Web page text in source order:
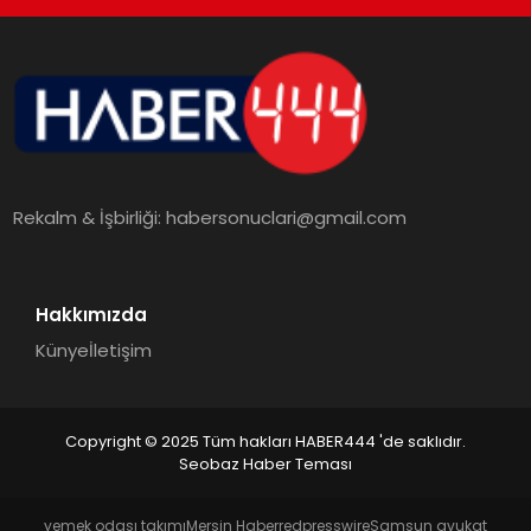
MAGAZIN
EGITIM
YAŞAM
Rekalm & İşbirliği:habersonuclari@gmail.com
Hakkımızda
Künyeİletişim
Copyright © 2025 Tüm hakları HABER444 'de saklıdır.
Seobaz Haber Teması
yemek odası takımıMersin HaberredpresswireSamsun avukat